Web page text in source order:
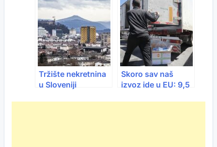
zaštićeni brend ugrožena?
Tržište nekretnina
u Sloveniji
Skoro sav naš
izvoz ide u EU: 9,5